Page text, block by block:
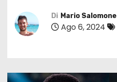
Di Mario Salomone
Ago 6, 2024